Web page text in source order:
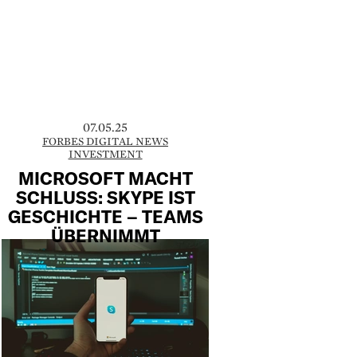
07.05.25
FORBES DIGITAL NEWS
INVESTMENT
MICROSOFT MACHT
SCHLUSS: SKYPE IST
GESCHICHTE – TEAMS
ÜBERNIMMT